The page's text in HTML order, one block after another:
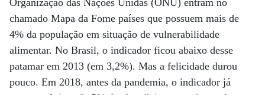
Organização das Nações Unidas (ONU) entram no
chamado Mapa da Fome países que possuem mais de
4% da população em situação de vulnerabilidade
alimentar. No Brasil, o indicador ficou abaixo desse
patamar em 2013 (em 3,2%). Mas a felicidade durou
pouco. Em 2018, antes da pandemia, o indicador já